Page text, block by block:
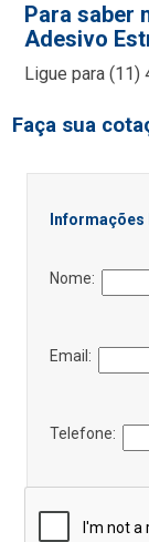
Para saber
Adesivo
Ligue para(11)
Faça sua
Nome:
Email:
Telefone: